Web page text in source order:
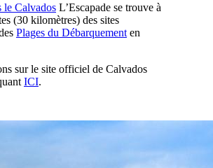
le Calvados L’Escapade se trouve à
(30 kilomètres) des sites
Plages du Débarquement en
sur le site officiel de Calvados
ICI.